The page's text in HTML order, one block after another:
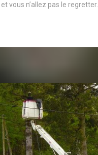
vous n’allez pas le regretter.